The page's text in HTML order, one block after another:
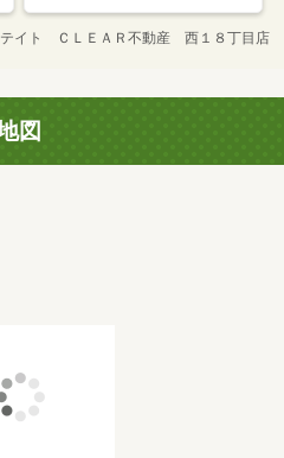
テイト ＣＬＥＡＲ不動産 西１８丁目店
図